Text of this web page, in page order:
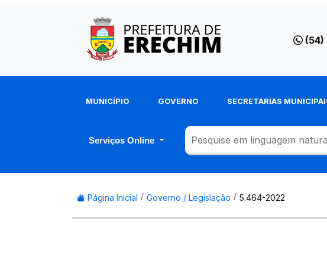
MUNICÍPIO GOVERNO SECRETARIAS
Serviços Online
Página Inicial Governo / Legislação 5.464-2022